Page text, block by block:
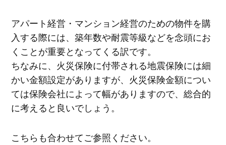
アパート経営・マンション経営のための物件を購
入する際には、築年数や耐震等級などを念頭にお
くことが重要となってくる訳です。
ちなみに、火災保険に付帯される地震保険には細
かい金額設定がありますが、火災保険金額につい
ては保険会社によって幅がありますので、総合的
に考えると良いでしょう。
こちらも合わせてご参照ください。